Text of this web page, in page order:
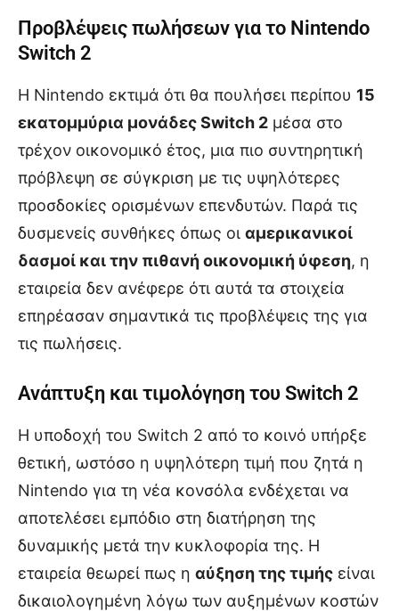
Προβλέψεις πωλήσεων για το Nintendo
Switch 2
Η Nintendo εκτιμά ότι θα πουλήσει περίπου 15
εκατομμύρια μονάδες Switch 2 μέσα στο
τρέχον οικονομικό έτος, μια πιο συντηρητική
πρόβλεψη σε σύγκριση με τις υψηλότερες
προσδοκίες ορισμένων επενδυτών. Παρά τις
δυσμενείς συνθήκες όπως οι αμερικανικοί
δασμοί και την πιθανή οικονομική ύφεση, η
εταιρεία δεν ανέφερε ότι αυτά τα στοιχεία
επηρέασαν σημαντικά τις προβλέψεις της για
τις πωλήσεις.
Ανάπτυξη και τιμολόγηση του Switch 2
Η υποδοχή του Switch 2 από το κοινό υπήρξε
θετική, ωστόσο η υψηλότερη τιμή που ζητά η
Nintendo για τη νέα κονσόλα ενδέχεται να
αποτελέσει εμπόδιο στη διατήρηση της
δυναμικής μετά την κυκλοφορία της. Η
εταιρεία θεωρεί πως η αύξηση της τιμής είναι
δικαιολογημένη λόγω των αυξημένων κοστών